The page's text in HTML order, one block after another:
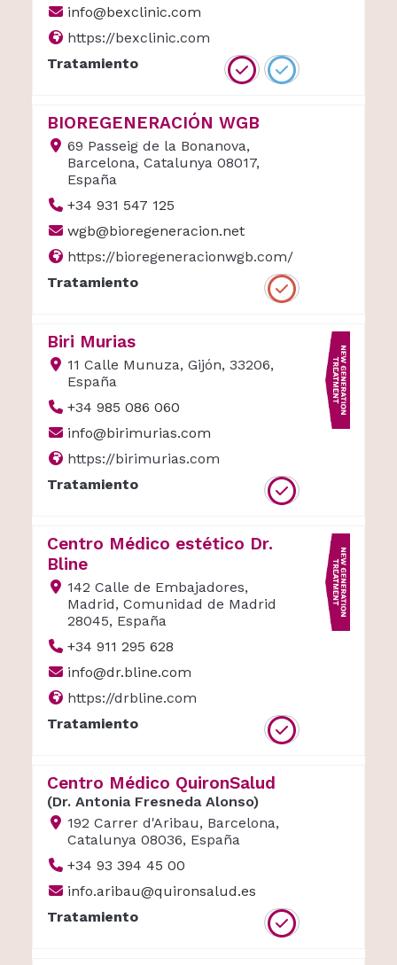
info@bexclinic.com
https://bexclinic.com
Tratamiento
BIOREGENERACIÓN WGB
69 Passeig de la Bonanova,
Barcelona, Catalunya 08017,
España
+34 931 547 125
wgb@bioregeneracion.net
https://bioregeneracionwgb.com/
Tratamiento
Biri Murias
11 Calle Munuza, Gijón, 33206,
España
+34 985 086 060
info@birimurias.com
https://birimurias.com
Tratamiento
Centro Médico estético Dr.
Bline
142 Calle de Embajadores,
Madrid, Comunidad de Madrid
28045, España
+34 911 295 628
info@dr.bline.com
https://drbline.com
Tratamiento
Centro Médico QuironSalud
(Dr. Antonia Fresneda Alonso)
192 Carrer d'Aribau, Barcelona,
Catalunya 08036, España
+34 93 394 45 00
info.aribau@quironsalud.es
Tratamiento